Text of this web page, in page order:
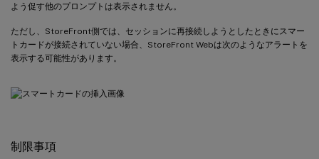
よう促す他のプロンプトは表示されません。
ただし、StoreFront側では、セッションに再接続しようとしたときにスマー
トカードが接続されていない場合、StoreFront Webは次のようなアラートを
表示する可能性があります。
制限事項